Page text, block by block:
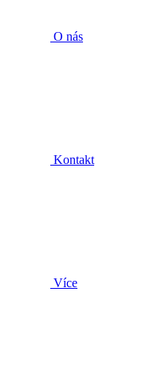
O nás
Kontakt
Více